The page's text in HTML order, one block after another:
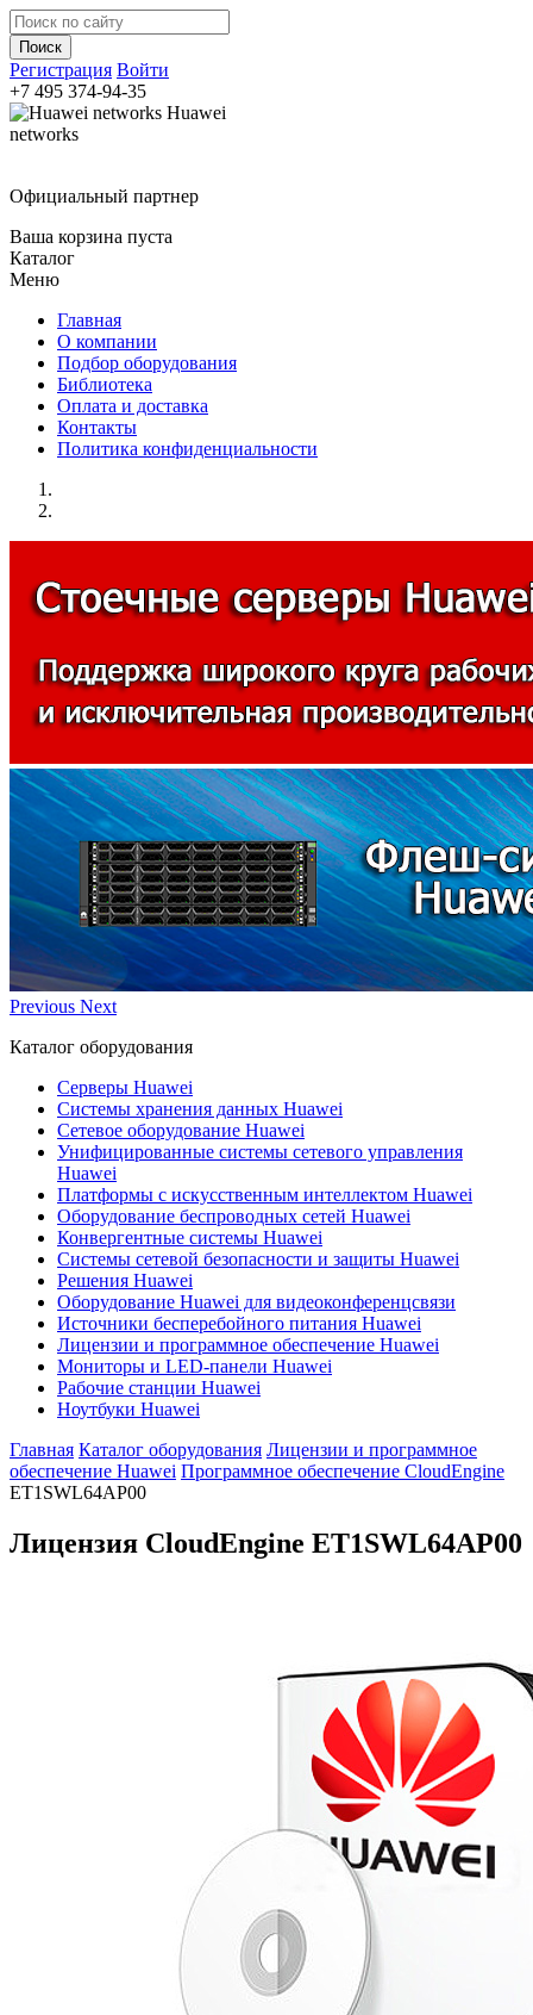
Регистрация Войти
+7 495 374-94-35
Huawei
networks
Официальный партнер
Ваша корзина пуста
Каталог
Меню
Главная
О компании
Подбор оборудования
Библиотека
Оплата и доставка
Контакты
Политика конфиденциальности
Previous Next
Каталог оборудования
Серверы Huawei
Системы хранения данных Huawei
Сетевое оборудование Huawei
Унифицированные системы сетевого управления
Huawei
Платформы с искусственным интеллектом Huawei
Оборудование беспроводных сетей Huawei
Конвергентные системы Huawei
Системы сетевой безопасности и защиты Huawei
Решения Huawei
Оборудование Huawei для видеоконференцсвязи
Источники бесперебойного питания Huawei
Лицензии и программное обеспечение Huawei
Мониторы и LED-панели Huawei
Рабочие станции Huawei
Ноутбуки Huawei
Главная Каталог оборудования Лицензии и программное
обеспечение Huawei Программное обеспечение CloudEngine
ET1SWL64AP00
Лицензия CloudEngine ET1SWL64AP00